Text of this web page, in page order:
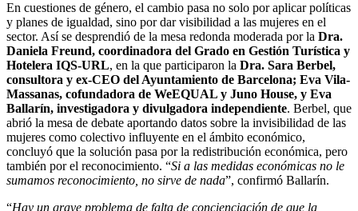
En cuestiones de género, el cambio pasa no solo por aplicar políticas
y planes de igualdad, sino por dar visibilidad a las mujeres en el
sector. Así se desprendió de la mesa redonda moderada por la Dra.
Daniela Freund, coordinadora del Grado en Gestión Turística y
Hotelera IQS-URL, en la que participaron la Dra. Sara Berbel,
consultora y ex-CEO del Ayuntamiento de Barcelona; Eva Vila-
Massanas, cofundadora de WeEQUAL y Juno House, y Eva
Ballarín, investigadora y divulgadora independiente. Berbel, que
abrió la mesa de debate aportando datos sobre la invisibilidad de las
mujeres como colectivo influyente en el ámbito económico,
concluyó que la solución pasa por la redistribución económica, pero
también por el reconocimiento. “Si a las medidas económicas no le
sumamos reconocimiento, no sirve de nada”, confirmó Ballarín.
“Hay un grave problema de falta de concienciación de que la